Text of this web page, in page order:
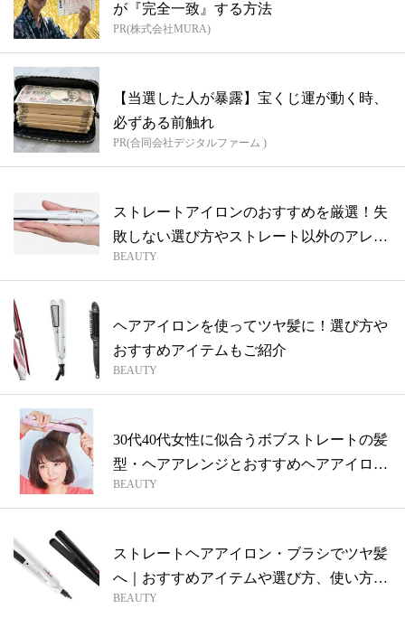
が『完全一致』する方法
PR(株式会社MURA)
【当選した人が暴露】宝くじ運が動く時、
必ずある前触れ
PR(合同会社デジタルファーム )
ストレートアイロンのおすすめを厳選！失
敗しない選び方やストレート以外のアレン
ジ方...
BEAUTY
ヘアアイロンを使ってツヤ髪に！選び方や
おすすめアイテムもご紹介
BEAUTY
30代40代女性に似合うボブストレートの髪
型・ヘアアレンジとおすすめヘアアイロ
ン...
BEAUTY
ストレートヘアアイロン・ブラシでツヤ髪
へ｜おすすめアイテムや選び方、使い方を
解説
BEAUTY